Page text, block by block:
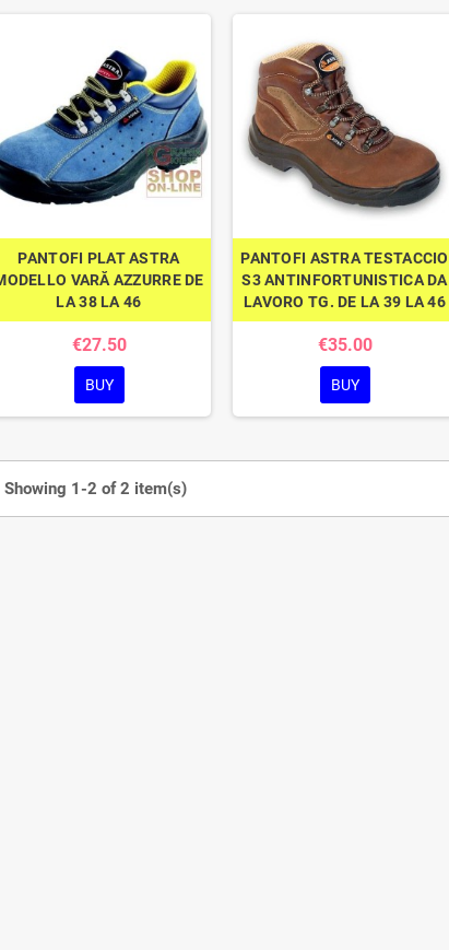
PANTOFI PLAT ASTRA
VARĂ AZZURRE DE
LA 38 LA 46
€27.50
BUY
PANTOFI ASTRA TESTACCIO
S3 ANTINFORTUNISTICA DA
LAVORO TG. DE LA 39 LA 46
€35.00
BUY
Showing 1-2 of 2 item(s)